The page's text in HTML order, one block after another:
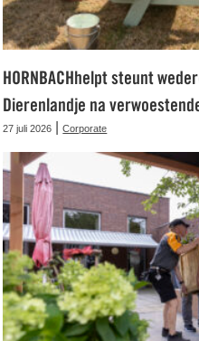
HORNBACHhelpt steunt
Dierenlandje na
27 juli 2026 |Corporate